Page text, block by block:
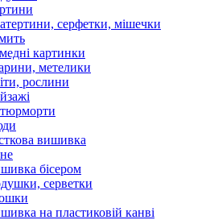
серфетки, мішечки
картинки
метелики
рослини
вишивка
бісером
серветки
на пластиковій канві